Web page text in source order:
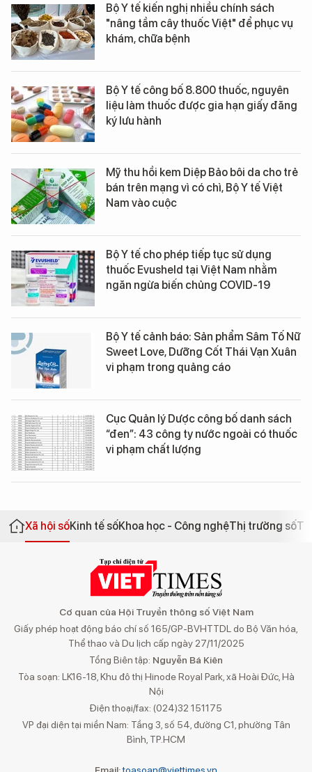
Bộ Y tế kiến nghị nhiều chính sách
"nâng tầm cây thuốc Việt" để phục vụ
khám, chữa bệnh
Bộ Y tế công bố 8.800 thuốc, nguyên
liệu làm thuốc được gia hạn giấy đăng
ký lưu hành
Mỹ thu hồi kem Diệp Bảo bôi da cho trẻ
bán trên mạng vì có chì, Bộ Y tế Việt
Nam vào cuộc
Bộ Y tế cho phép tiếp tục sử dụng
thuốc Evusheld tại Việt Nam nhằm
ngăn ngừa biến chủng COVID-19
Bộ Y tế cảnh báo: Sản phẩm Sâm Tố Nữ
Sweet Love, Dưỡng Cốt Thái Vạn Xuân
vi phạm trong quảng cáo
Cục Quản lý Dược công bố danh sách
“đen”: 43 công ty nước ngoài có thuốc
vi phạm chất lượng
Xã hội sốKinh tế sốKhoa học - Công nghệThị trường số
Cơ quan của Hội Truyền thông số Việt Nam
Giấy phép hoạt động báo chí số 165/GP-BVHTTDL do Bộ Văn hóa,
Thể thao và Du lịch cấp ngày 27/11/2025
Tổng Biên tập: Nguyễn Bá Kiên
Tòa soạn: LK16-18, Khu đô thị Hinode Royal Park, xã Hoài Đức, Hà
Nội
Điện thoại/fax: (024)32 151175
VP đại diện tại miền Nam: Tầng 3, số 54, đường C1, phường Tân
Bình, TP.HCM